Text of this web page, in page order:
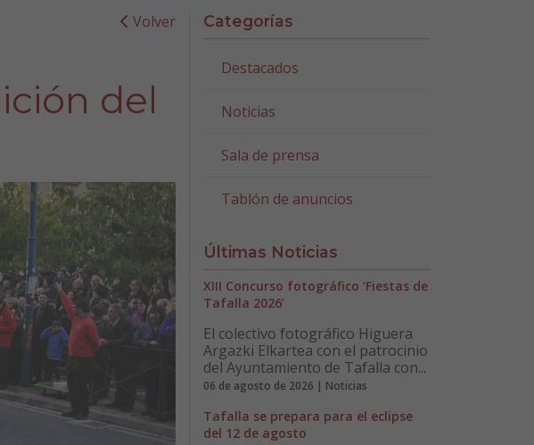
Volver
del
Categorías
Destacados
Noticias
Sala de prensa
Tablón de anuncios
Últimas Noticias
XIII Concurso fotográfico ‘Fiestas de
Tafalla 2026’
El colectivo fotográfico Higuera
Argazki Elkartea con el patrocinio
del Ayuntamiento de Tafalla con...
06 de agosto de 2026 | Noticias
Tafalla se prepara para el eclipse
del 12 de agosto